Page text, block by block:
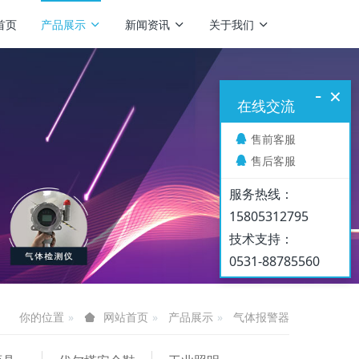
页 产品展示 新闻资讯 关于我们
你的位置 网站首页 产品展示 气体报警器
×
-
在线交流
售前客服
售后客服
服务热线：
15805312795
技术支持：
0531-88785560